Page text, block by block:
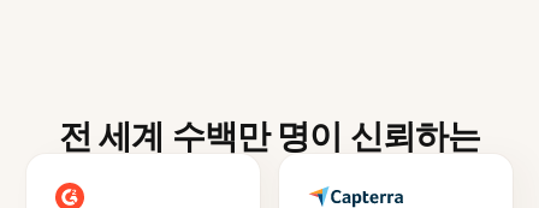
전 세계 수백만 명이 신뢰하는